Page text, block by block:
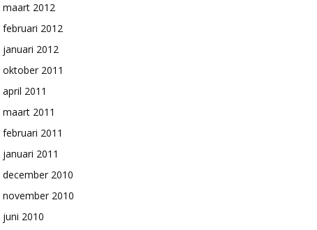
maart 2012
februari 2012
januari 2012
oktober 2011
april 2011
maart 2011
februari 2011
januari 2011
december 2010
november 2010
juni 2010